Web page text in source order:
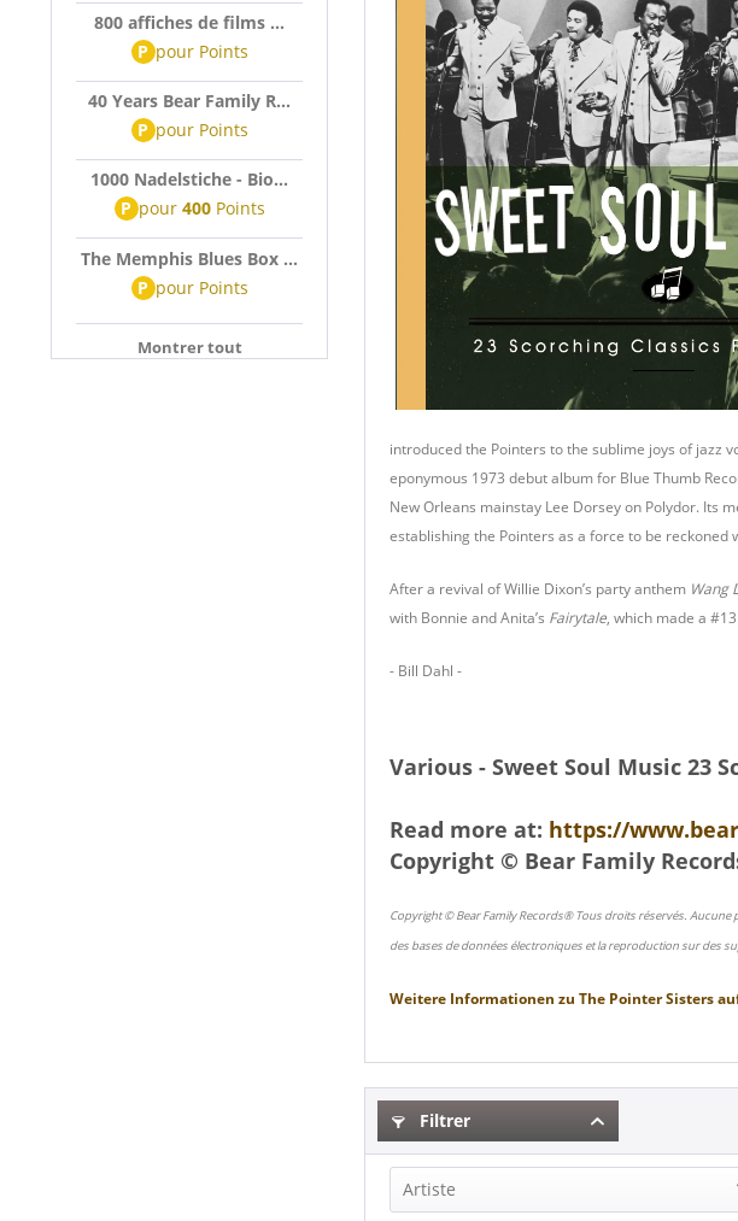
800 affiches de films ...
P pour Points
40 Years Bear Family R...
P pour Points
1000 Nadelstiche - Bio...
P pour 400Points
The Memphis Blues Box ...
P pour Points
Montrer tout
introduced the Pointers to the sublime joys of jazz
eponymous 1973 debut album for Blue Thumb
New Orleans mainstay Lee Dorsey on Polydor. Its
establishing the Pointers as a force to be
After a revival of Willie Dixon’s party anthem Wang
with Bonnie and Anita’s Fairytale, which made a
- Bill Dahl -
Various - Sweet Soul Music 23
Read more at: https://
Copyright © Bear Family
Copyright © Bear Family Records® Tous droits réservés.
des bases de données électroniques et la reproduction sur des
Weitere Informationen zu The Pointer Sisters
Filtrer
Artiste